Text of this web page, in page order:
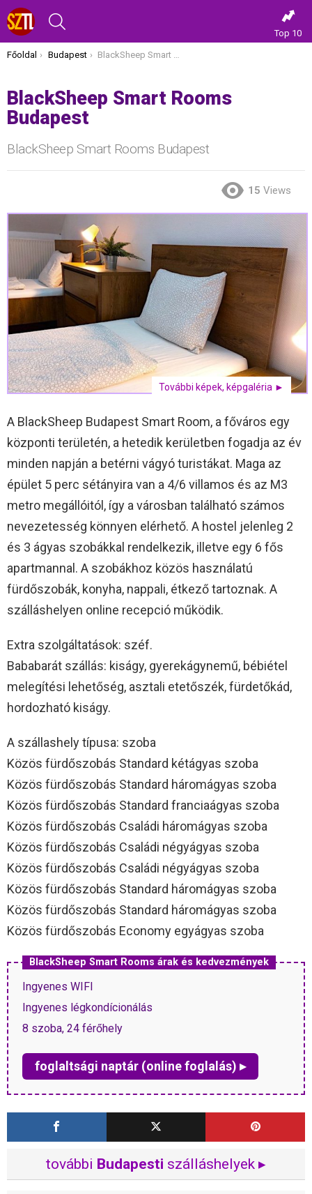
Top 10
Itt vagy most:
Főoldal Budapest BlackSheep Smart Rooms Budapest
BlackSheep Smart Rooms
Budapest
BlackSheep Smart Rooms Budapest
15 Views
További képek, képgaléria ►
A BlackSheep Budapest Smart Room, a főváros egy
központi területén, a hetedik kerületben fogadja az év
minden napján a betérni vágyó turistákat. Maga az
épület 5 perc sétányira van a 4/6 villamos és az M3
metro megállóitól, így a városban található számos
nevezetesség könnyen elérhető. A hostel jelenleg 2
és 3 ágyas szobákkal rendelkezik, illetve egy 6 fős
apartmannal. A szobákhoz közös használatú
fürdőszobák, konyha, nappali, étkező tartoznak. A
szálláshelyen online recepció működik.
Extra szolgáltatások: széf.
Bababarát szállás: kiságy, gyerekágynemű, bébiétel
melegítési lehetőség, asztali etetőszék, fürdetőkád,
hordozható kiságy.
A szállashely típusa: szoba
Közös fürdőszobás Standard kétágyas szoba
Közös fürdőszobás Standard háromágyas szoba
Közös fürdőszobás Standard franciaágyas szoba
Közös fürdőszobás Családi háromágyas szoba
Közös fürdőszobás Családi négyágyas szoba
Közös fürdőszobás Családi négyágyas szoba
Közös fürdőszobás Standard háromágyas szoba
Közös fürdőszobás Standard háromágyas szoba
Közös fürdőszobás Economy egyágyas szoba
BlackSheep Smart Rooms árak és kedvezmények
Ingyenes WIFI
Ingyenes légkondícionálás
8 szoba, 24 férőhely
foglaltsági naptár (online foglalás) ▸
további Budapesti szálláshelyek ▸